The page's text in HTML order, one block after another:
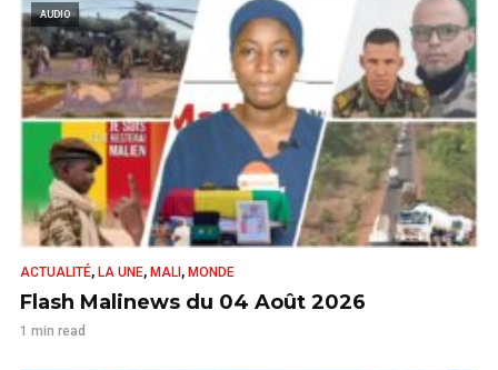
AUDIO
ACTUALITÉ, LA UNE, MALI , MONDE
Flash Malinews du 04 Août 2026
1 min read